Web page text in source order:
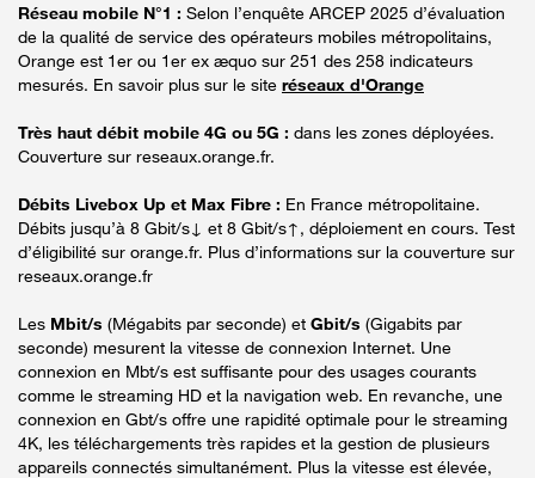
Réseau mobile N°1 : Selon l’enquête ARCEP 2025 d’évaluation
de la qualité de service des opérateurs mobiles métropolitains,
Orange est 1er ou 1er ex æquo sur 251 des 258 indicateurs
mesurés. En savoir plus sur le site réseaux d'Orange
Très haut débit mobile 4G ou 5G : dans les zones déployées.
Couverture sur reseaux.orange.fr.
Débits Livebox Up et Max Fibre : En France métropolitaine.
Débits jusqu’à 8 Gbit/s↓ et 8 Gbit/s↑, déploiement en cours. Test
d’éligibilité sur orange.fr. Plus d’informations sur la couverture sur
reseaux.orange.fr
Les Mbit/s (Mégabits par seconde) et Gbit/s (Gigabits par
seconde) mesurent la vitesse de connexion Internet. Une
connexion en Mbt/s est suffisante pour des usages courants
comme le streaming HD et la navigation web. En revanche, une
connexion en Gbt/s offre une rapidité optimale pour le streaming
4K, les téléchargements très rapides et la gestion de plusieurs
appareils connectés simultanément. Plus la vitesse est élevée,